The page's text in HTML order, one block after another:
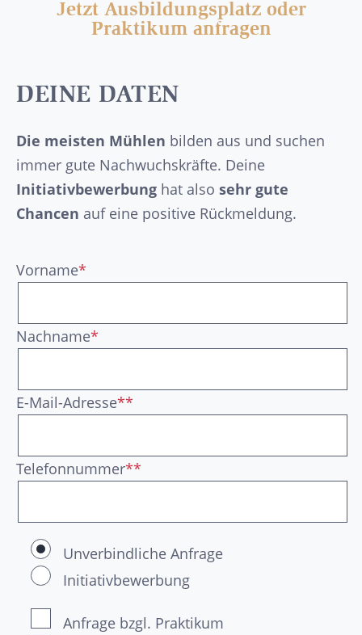
Jetzt Ausbildungsplatz oder
Praktikum anfragen
DEINE DATEN
Die meisten Mühlen bilden aus und suchen
immer gute Nachwuchskräfte. Deine
Initiativbewerbung hat also sehr gute
Chancen auf eine positive Rückmeldung.
Vorname*
Nachname*
E-Mail-Adresse**
Telefonnummer**
Unverbindliche Anfrage
Initiativbewerbung
Anfrage bzgl. Praktikum